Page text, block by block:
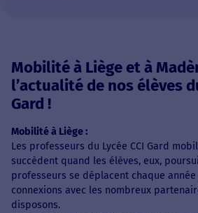
Mobilité à Liège et à
l’actualité de nos élèves
Gard !
Mobilité à Liège :
Les professeurs du Lycée CCI Gard
succèdent quand les élèves, eux,
professeurs se déplacent chaque
connexions avec les nombreux
disposons.